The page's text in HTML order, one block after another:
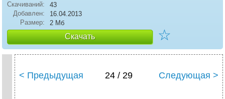
Скачиваний:
43
Добавлен:
16.04.2013
Размер:
2 Мб
Скачать ☆
< Предыдущая 24 / 29 Следующая >